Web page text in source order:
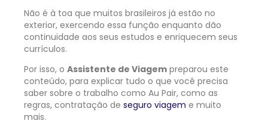
Não é à toa que muitos brasileiros já estão no
exterior, exercendo essa função enquanto dão
continuidade aos seus estudos e enriquecem seus
currículos.
Por isso, o Assistente de Viagem preparou este
conteúdo, para explicar tudo o que você precisa
saber sobre o trabalho como Au Pair, como as
regras, contratação de seguro viagem e muito
mais.